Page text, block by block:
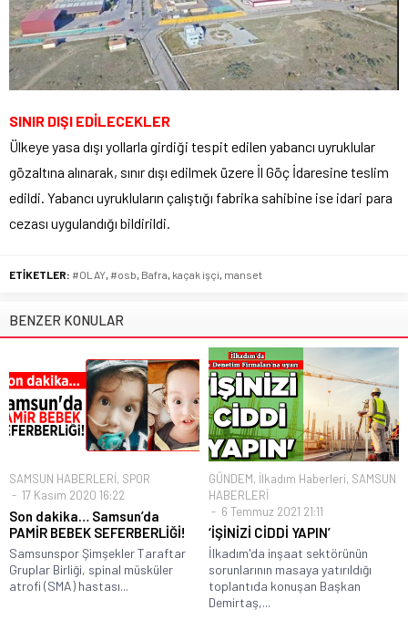
SINIR DIŞI EDİLECEKLER
Ülkeye yasa dışı yollarla girdiği tespit edilen yabancı uyruklular
gözaltına alınarak, sınır dışı edilmek üzere İl Göç İdaresine teslim
edildi. Yabancı uyrukluların çalıştığı fabrika sahibine ise idari para
cezası uygulandığı bildirildi.
ETİKETLER: #OLAY #osb Bafra kaçak işçi manset
BENZER KONULAR
SAMSUN HABERLERİ, SPOR
17 Kasım 2020 16:22
Son dakika… Samsun’da
PAMİR BEBEK SEFERBERLİĞİ!
Samsunspor Şimşekler Taraftar
Gruplar Birliği, spinal müsküler
atrofi (SMA) hastası...
GÜNDEM, İlkadım Haberleri, SAMSUN
HABERLERİ
6 Temmuz 2021 21:11
‘İŞİNİZİ CİDDİ YAPIN’
İlkadım'da inşaat sektörünün
sorunlarının masaya yatırıldığı
toplantıda konuşan Başkan
Demirtaş,...